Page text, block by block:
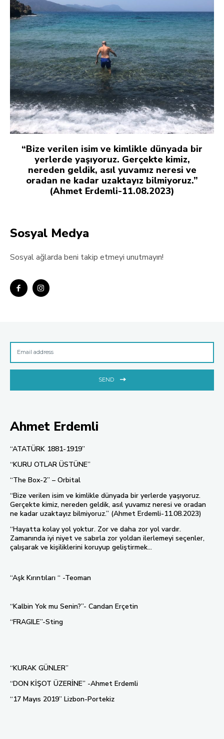
“Bize verilen isim ve kimlikle dünyada bir
yerlerde yaşıyoruz. Gerçekte kimiz,
nereden geldik, asıl yuvamız neresi ve
oradan ne kadar uzaktayız bilmiyoruz.”
(Ahmet Erdemli-11.08.2023)
Sosyal Medya
Sosyal ağlarda beni takip etmeyi unutmayın!
SEND
Ahmet Erdemli
“ATATÜRK 1881-1919”
“KURU OTLAR ÜSTÜNE”
“The Box-2” – Orbital
“Bize verilen isim ve kimlikle dünyada bir yerlerde yaşıyoruz.
Gerçekte kimiz, nereden geldik, asıl yuvamız neresi ve oradan
ne kadar uzaktayız bilmiyoruz.” (Ahmet Erdemli-11.08.2023)
“Hayatta kolay yol yoktur. Zor ve daha zor yol vardır.
Zamanında iyi niyet ve sabırla zor yoldan ilerlemeyi seçenler,
çalışarak ve kişiliklerini koruyup geliştirmek...
“Aşk Kırıntıları “ -Teoman
“Kalbin Yok mu Senin?”- Candan Erçetin
“FRAGILE”-Sting
“KURAK GÜNLER”
“DON KİŞOT ÜZERİNE” -Ahmet Erdemli
“17 Mayıs 2019” Lizbon-Portekiz